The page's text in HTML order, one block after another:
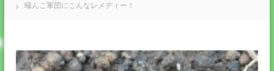
蟻んこ軍団にこんなレメディー！